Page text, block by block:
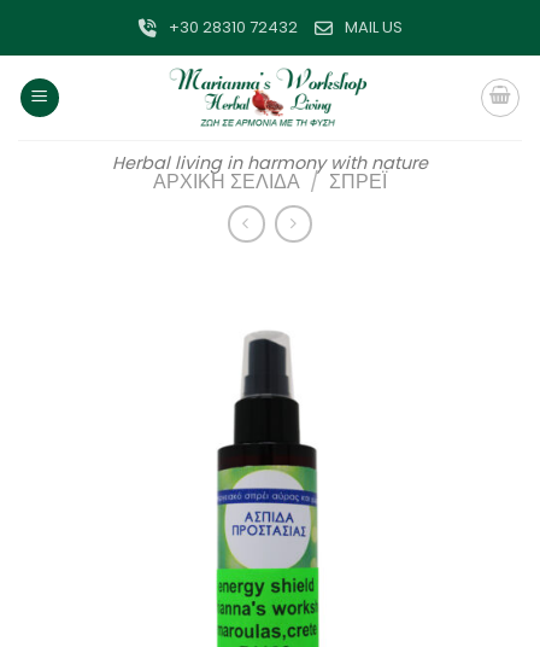
περιεχόμενο
+30 28310 72432 MAIL US
Herbal living in harmony with nature
ΑΡΧΙΚΉ ΣΕΛΊΔΑ / ΣΠΡΈΙ